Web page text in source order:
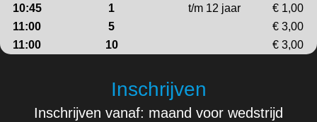
10:45
1 t/m 12 jaar
€ 1,00
11:00
5
€ 3,00
11:00
10 € 3,00
Inschrijven
Inschrijven vanaf: maand voor wedstrijd